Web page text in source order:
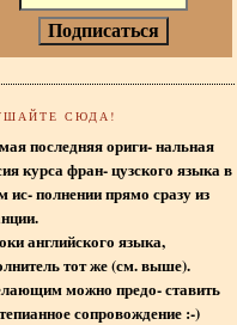
СЮДА!
последняя ориги- нальная
курса фран- цузского языка в
ис- полнении прямо сразу из
английского языка,
тот же (см. выше).
можно предо- ставить
сопровождение :-)